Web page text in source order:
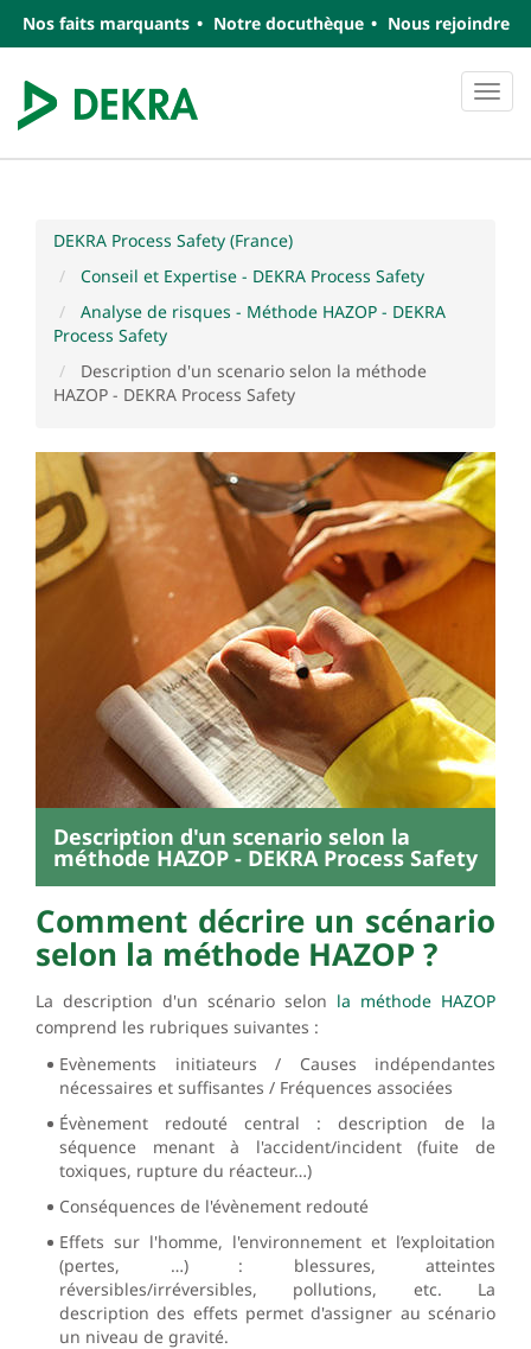
Nos faits marquants Notre docuthèque Nous rejoindre
DEKRA Process Safety (France)
Conseil et Expertise - DEKRA Process Safety
Analyse de risques - Méthode HAZOP - DEKRA
Process Safety
Description d'un scenario selon la méthode
HAZOP - DEKRA Process Safety
Description d'un scenario selon la
méthode HAZOP - DEKRA Process Safety
Comment décrire un scénario
selon la méthode HAZOP ?
La description d'un scénario selon la méthode HAZOP
comprend les rubriques suivantes :
Evènements initiateurs / Causes indépendantes
nécessaires et suffisantes / Fréquences associées
Évènement redouté central : description de la
séquence menant à l'accident/incident (fuite de
toxiques, rupture du réacteur…)
Conséquences de l'évènement redouté
Effets sur l'homme, l'environnement et l’exploitation
(pertes, …) : blessures, atteintes
réversibles/irréversibles, pollutions, etc. La
description des effets permet d'assigner au scénario
un niveau de gravité.